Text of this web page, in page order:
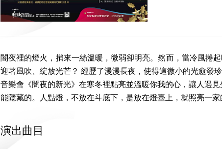
闇夜裡的燈火，捎來一絲溫暖，微弱卻明亮。然而，當冷風捲
迎著風吹、綻放光芒？ 經歷了漫漫長夜，使得這微小的光愈發
音樂會《闇夜的新光》在寒冬裡點亮並溫暖你我的心，讓人遇
能隱藏的。人點燈，不放在斗底下，是放在燈臺上，就照亮一
演出曲目